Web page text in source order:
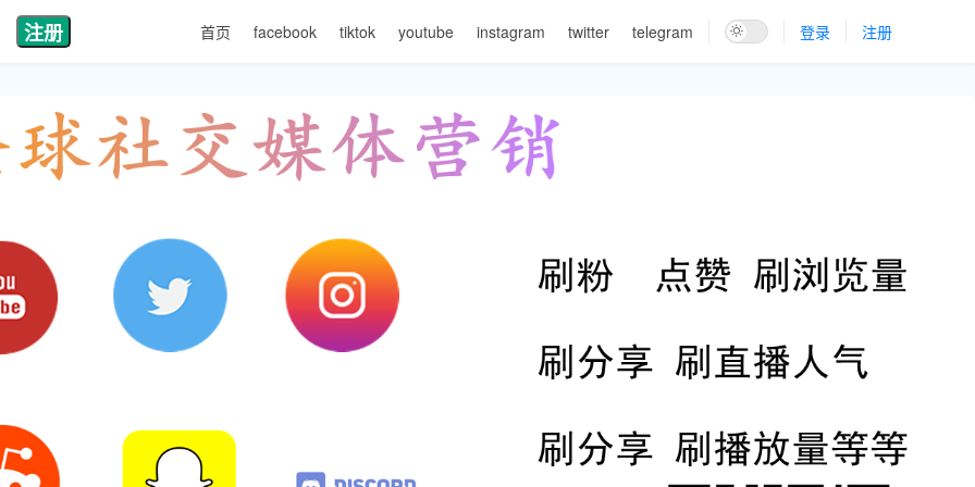
注册 首页 facebook tiktok youtube instagram twitter telegram 登录 注册